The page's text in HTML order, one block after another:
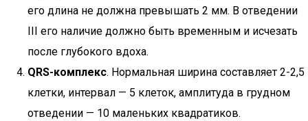
его длина не должна превышать 2 мм. В отведении
III его наличие должно быть временным и исчезать
после глубокого вдоха.
QRS-комплекс. Нормальная ширина составляет 2-2,5
клетки, интервал — 5 клеток, амплитуда в грудном
отведении — 10 маленьких квадратиков.